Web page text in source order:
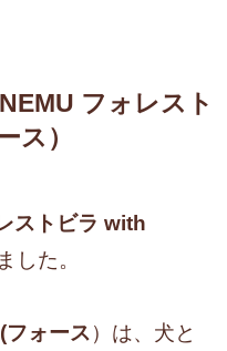
フォレスト
ス）
ストビラ with
した。
ォース）は、犬と